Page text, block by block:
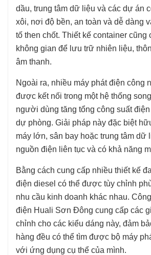
dầu, trung tâm dữ liệu và các dự án
xôi, nơi độ bền, an toàn và dễ dàng
tố then chốt. Thiết kế container cũng
không gian để lưu trữ nhiên liệu,
âm thanh.
Ngoài ra, nhiều máy phát điện công
được kết nối trong một hệ thống
người dùng tăng tổng công suất
dự phòng. Giải pháp này đặc biệt
máy lớn, sân bay hoặc trung tâm dữ
nguồn điện liên tục và có khả năng
Bằng cách cung cấp nhiều thiết kế
điện diesel có thể được tùy chỉnh
nhu cầu kinh doanh khác nhau.
điện Huali Sơn Đông cung cấp các
chỉnh cho các kiểu dáng này, đảm
hàng đều có thể tìm được bộ máy
với ứng dụng cụ thể của mình.